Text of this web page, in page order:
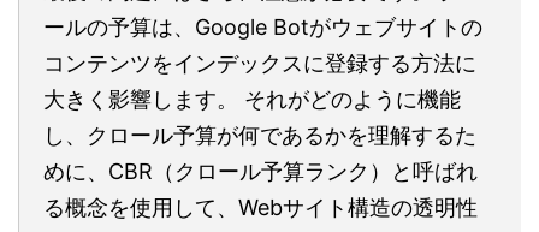
ールの予算は、Google Botがウェブサイトの
コンテンツをインデックスに登録する方法に
大きく影響します。 それがどのように機能
し、クロール予算が何であるかを理解するた
めに、CBR（クロール予算ランク）と呼ばれ
る概念を使用して、Webサイト構造の透明性